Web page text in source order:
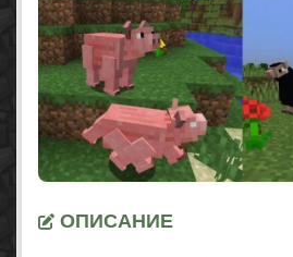
ОПИСАНИЕ